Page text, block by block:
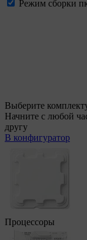
Режим сборки
Выберите
Начните с любой
другу
В конфигуратор
Процессоры